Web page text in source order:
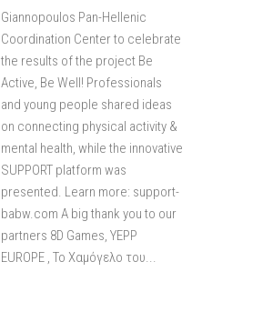
Giannopoulos Pan-Hellenic
Coordination Center to celebrate
the results of the project Be
Active, Be Well! Professionals
and young people shared ideas
on connecting physical activity &
mental health, while the innovative
SUPPORT platform was
presented. Learn more: support-
babw.com A big thank you to our
partners 8D Games, YEPP
EUROPE , Το Χαμόγελο του...